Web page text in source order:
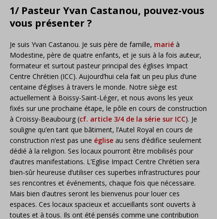
1/ Pasteur Yvan Castanou, pouvez-vous
vous présenter ?
Je suis Yvan Castanou. Je suis père de famille, marié à
Modestine, père de quatre enfants, et je suis à la fois auteur,
formateur et surtout pasteur principal des églises Impact
Centre Chrétien (ICC). Aujourd’hui cela fait un peu plus d’une
centaine d’églises à travers le monde. Notre siège est
actuellement à Boissy-Saint-Léger, et nous avons les yeux
fixés sur une prochaine étape, le pôle en cours de construction
à Croissy-Beaubourg (cf. article 3/4 de la série sur ICC). Je
souligne qu’en tant que bâtiment, l’Autel Royal en cours de
construction n’est pas une église au sens d’édifice seulement
dédié à la religion. Ses locaux pourront être mobilisés pour
d’autres manifestations. L’Eglise Impact Centre Chrétien sera
bien-sûr heureuse d’utiliser ces superbes infrastructures pour
ses rencontres et événements, chaque fois que nécessaire.
Mais bien d’autres seront les bienvenus pour louer ces
espaces. Ces locaux spacieux et accueillants sont ouverts à
toutes et à tous. Ils ont été pensés comme une contribution